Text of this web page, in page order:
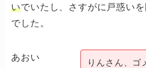
いでいたし、さすがに戸惑い
でした。
あおい
りんさん、ゴ